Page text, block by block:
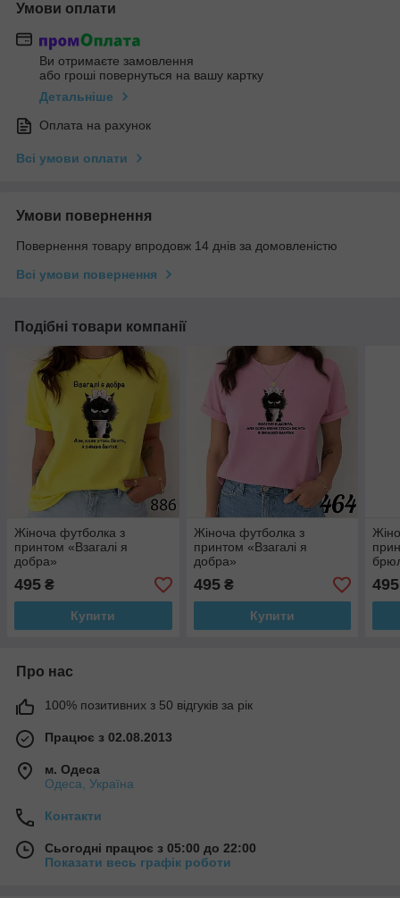
Умови оплати
Ви отримаєте замовлення
або гроші повернуться на вашу картку
Детальніше
Оплата на рахунок
Всі умови оплати
Умови повернення
Повернення товару впродовж 14 днів за домовленістю
Всі умови повернення
Подібні товари компанії
Жіноча футболка з
принтом «Взагалі я
добра»
495 ₴
Купити
Жіноча футболка з
принтом «Взагалі я
добра»
495₴
Купити
495
Про нас
100% позитивних з 50 відгуків за рік
Працює з 02.08.2013
м. Одеса
Одеса, Україна
Контакти
Сьогодні працює з 05:00 до 22:00
Показати весь графік роботи